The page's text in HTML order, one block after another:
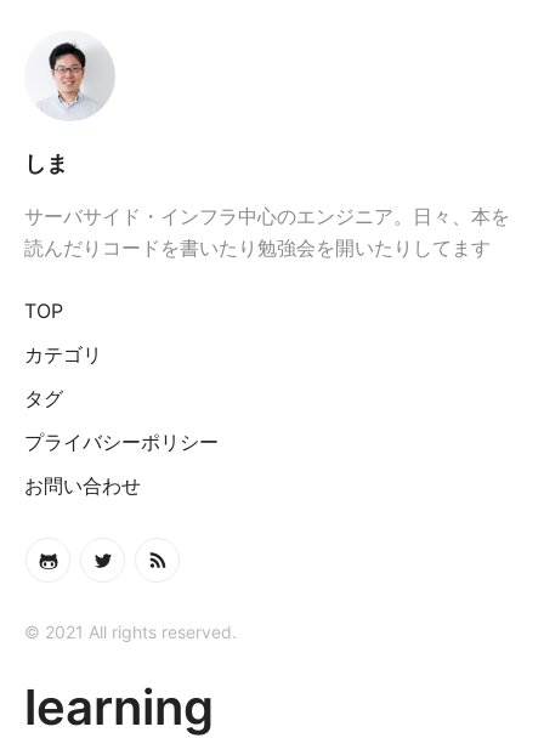
しま
サーバサイド・インフラ中心のエンジニア。日々、本を
読んだりコードを書いたり勉強会を開いたりしてます
TOP
カテゴリ
タグ
プライバシーポリシー
お問い合わせ
© 2021 All rights reserved.
learning